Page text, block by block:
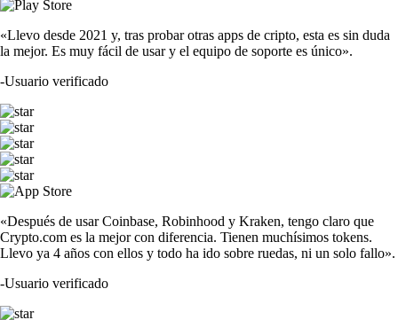
«Llevo desde 2021 y, tras probar otras apps de cripto, esta es sin duda
la mejor. Es muy fácil de usar y el equipo de soporte es único».
-Usuario verificado
«Después de usar Coinbase, Robinhood y Kraken, tengo claro que
Crypto.com es la mejor con diferencia. Tienen muchísimos tokens.
Llevo ya 4 años con ellos y todo ha ido sobre ruedas, ni un solo fallo».
-Usuario verificado